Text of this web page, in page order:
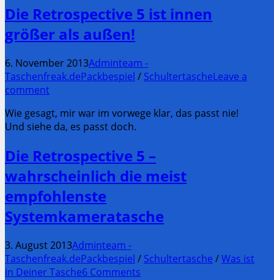
Die Retrospective 5 ist innen
größer als außen!
6. November 2013Adminteam -
Taschenfreak.dePackbespiel / SchultertascheLeave a
comment
Wie gesagt, mir war im vorwege klar, das passt nie!
Und siehe da, es passt doch.
Die Retrospective 5 –
wahrscheinlich die meist
empfohlenste
Systemkameratasche
3. August 2013Adminteam -
Taschenfreak.dePackbespiel / Schultertasche /Was ist
in Deiner Tasche6 Comments